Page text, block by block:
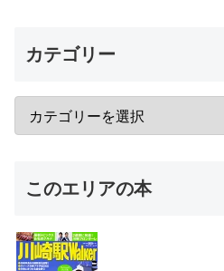
カテゴリー
このエリアの本